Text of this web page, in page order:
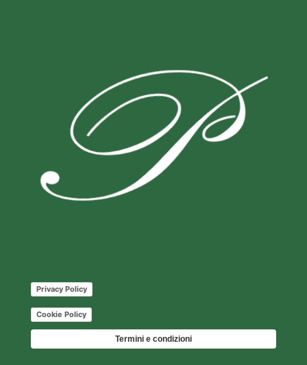
Privacy Policy
Cookie Policy
Termini e condizioni